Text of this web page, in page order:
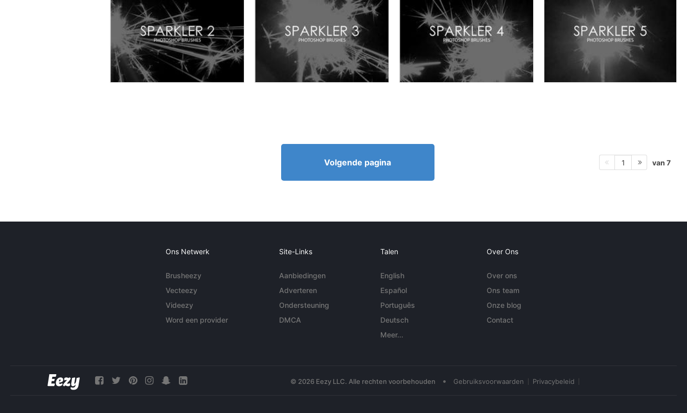
Volgende pagina 1 van 7
Ons Netwerk
Brusheezy
Vecteezy
Videezy
Word een provider
Site-Links
Aanbiedingen
Adverteren
Ondersteuning
DMCA
Talen
English
Español
Português
Deutsch
Meer...
Over Ons
Over ons
Ons team
Onze blog
Contact
© 2026 Eezy LLC. Alle rechten voorbehouden • Gebruiksvoorwaarden Privacybeleid